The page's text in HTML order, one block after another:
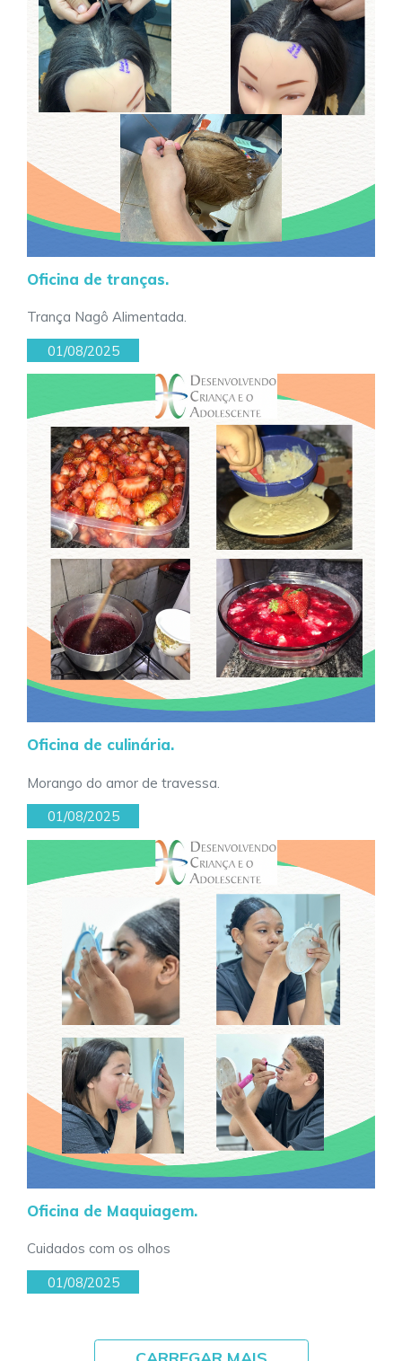
Oficina de tranças.
Trança Nagô Alimentada.
01/08/2025
Oficina de culinária.
Morango do amor de travessa.
01/08/2025
Oficina de Maquiagem.
Cuidados com os olhos
01/08/2025